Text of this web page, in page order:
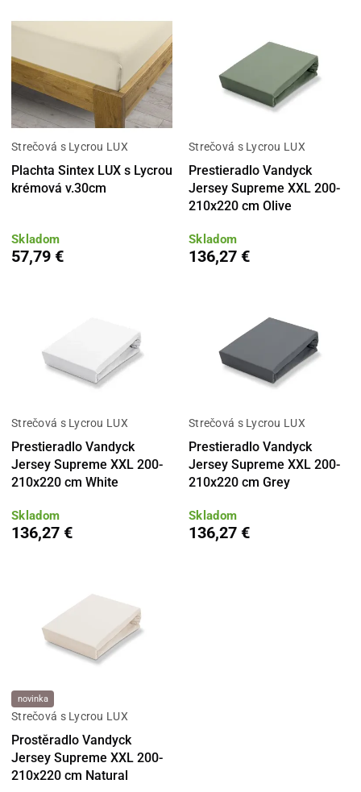
Strečová s Lycrou LUX
Plachta Sintex LUX s Lycrou
krémová v.30cm
Skladom
57,79 €
Strečová s Lycrou LUX
Prestieradlo Vandyck
Jersey Supreme XXL 200-
210x220 cm Olive
Skladom
136,27 €
Strečová s Lycrou LUX
Prestieradlo Vandyck
Jersey Supreme XXL 200-
210x220 cm White
Skladom
136,27 €
Strečová s Lycrou LUX
Prestieradlo Vandyck
Jersey Supreme XXL 200-
210x220 cm Grey
Skladom
136,27 €
novinka
Strečová s Lycrou LUX
Prostěradlo Vandyck
Jersey Supreme XXL 200-
210x220 cm Natural